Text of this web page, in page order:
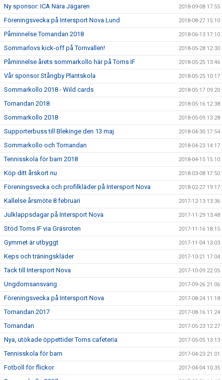
Ny sponsor: ICA Nära Jägaren 2018-09-08 17:55
Föreningsvecka på Intersport Nova Lund 2018-08-27 15:10
Påminnelse Tornandan 2018 2018-06-13 17:10
Sommarlovs kick-off på Tornvallen! 2018-05-28 12:30
Påminnelse årets sommarkollo här på Torns IF 2018-05-25 13:46
Vår sponsor Stångby Plantskola 2018-05-25 10:17
Sommarkollo 2018 - Wild cards 2018-05-17 09:20
Tornandan 2018 2018-05-16 12:38
Sommarkollo 2018 2018-05-09 13:28
Supporterbuss till Blekinge den 13 maj 2018-04-30 17:54
Sommarkollo och Tornandan 2018-04-23 14:17
Tennisskola för barn 2018 2018-04-15 15:10
Köp ditt årskort nu 2018-03-08 17:50
Föreningsvecka och profilkläder på Intersport Nova 2018-02-27 19:17
Kallelse årsmöte 8 februari 2017-12-13 13:36
Julklappsdagar på Intersport Nova 2017-11-29 13:48
Stöd Torns IF via Gräsroten 2017-11-16 18:15
Gymmet är utbyggt 2017-11-04 13:03
Keps och träningskläder 2017-10-21 17:04
Tack till Intersport Nova 2017-10-09 22:05
Ungdomsansvarig 2017-09-26 21:06
Föreningsvecka på Intersport Nova 2017-08-24 11:18
Tornandan 2017 2017-08-16 11:24
Tornandan 2017-05-23 12:27
Nya, utökade öppettider Torns cafeteria 2017-05-05 13:13
Tennisskola för barn 2017-04-23 21:01
Fotboll för flickor 2017-04-04 10:35